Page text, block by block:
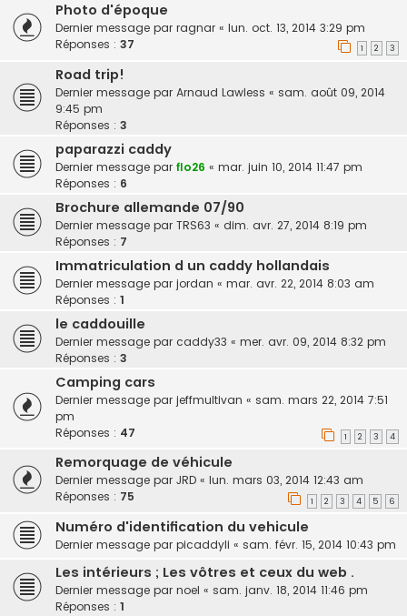
Photo d'époque
Dernier message par ragnar « lun. oct. 13, 2014 3:29 pm
Réponses : 37 1 2 3
Road trip!
Dernier message par Arnaud Lawless « sam. août 09, 2014
9:45 pm
Réponses : 3
paparazzi caddy
Dernier message par flo26 « mar. juin 10, 2014 11:47 pm
Réponses : 6
Brochure allemande 07/90
Dernier message par TRS63 « dim. avr. 27, 2014 8:19 pm
Réponses : 7
Immatriculation d un caddy hollandais
Dernier message par jordan « mar. avr. 22, 2014 8:03 am
Réponses : 1
le caddouille
Dernier message par caddy33 « mer. avr. 09, 2014 8:32 pm
Réponses : 3
Camping cars
Dernier message par jeffmultivan « sam. mars 22, 2014 7:51
pm
Réponses : 47 1 2 3 4
Remorquage de véhicule
Dernier message par JRD « lun. mars 03, 2014 12:43 am
Réponses : 75 1 2 3 4 5 6
Numéro d'identification du vehicule
Dernier message par picaddyli « sam. févr. 15, 2014 10:43 pm
Les intérieurs ; Les vôtres et ceux du web .
Dernier message par noel « sam. janv. 18, 2014 11:46 pm
Réponses : 1